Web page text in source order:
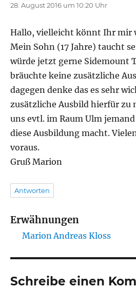
28. August 2016 um 10:20 Uhr
Hallo, vielleicht könnt Ihr mir
Mein Sohn (17 Jahre) taucht
würde jetzt gerne Sidemount
bräuchte keine zusätzliche
dagegen denke das es sehr
zusätzliche Ausbild hierfür zu
uns evtl. im Raum Ulm
diese Ausbildung macht.
voraus.
Gruß Marion
Antworten
Erwähnungen
Marion Andreas Kloss
Schreibe einen